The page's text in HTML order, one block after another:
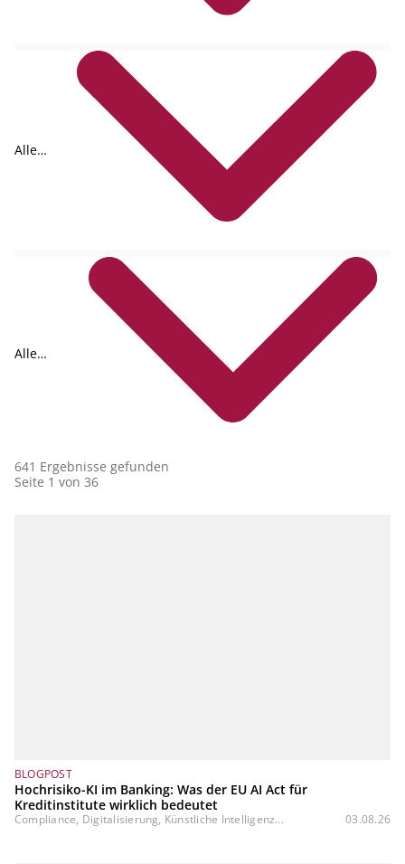
Alle
Alle
641 Ergebnisse gefunden
Seite 1 von 36
BLOGPOST
Hochrisiko-KI im Banking: Was der EU AI Act für
Kreditinstitute wirklich bedeutet
Compliance, Digitalisierung, Künstliche Intelligenz... 03.08.26